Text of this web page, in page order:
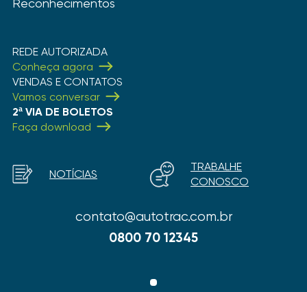
Reconhecimentos
REDE AUTORIZADA
Conheça agora
VENDAS E CONTATOS
Vamos conversar
2ª VIA DE BOLETOS
Faça download
contato@autotrac.com.br
0800 70 12345
NOTÍCIAS
TRABALHE
CONOSCO